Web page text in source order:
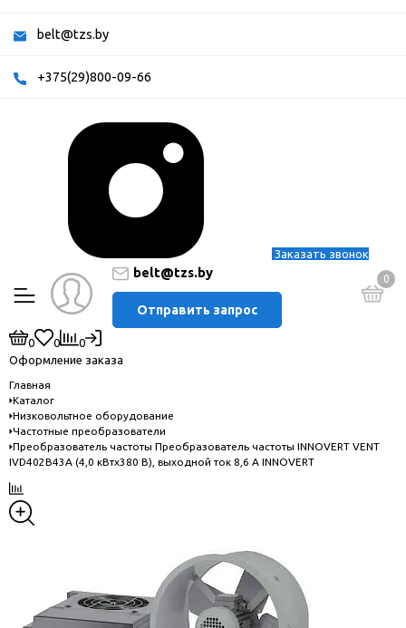
belt@tzs.by
+375(29)800-09-66
Заказать звонок
belt@tzs.by
Отправить запрос
0
0 0
0
Оформление заказа
Главная
Каталог
Низковольтное оборудование
Частотные преобразователи
Преобразователь частоты Преобразователь частоты INNOVERT VENT
IVD402B43A (4,0 кВтx380 В), выходной ток 8,6 А INNOVERT